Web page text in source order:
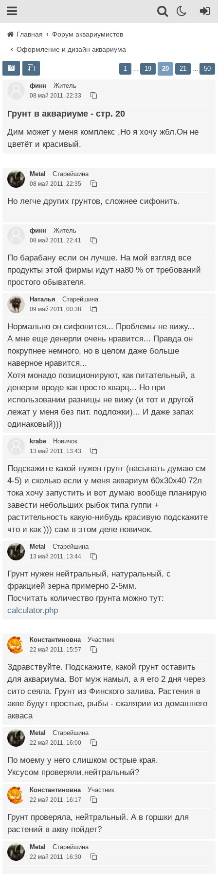
Главная
Форум аквариумистов
Оформление и дизайн аквариума
1 19 20 21 50
финн Житель
08 май 2011, 22:33
Грунт в аквариуме - стр. 20
Дим может у меня комплекс ,Но я хочу жбл.Он не
цветёт и красивый.
Metal Старейшина
08 май 2011, 22:35
Но легче других грунтов, сложнее сифонить.
финн Житель
08 май 2011, 22:41
По барабану если он лучше. На мой взгляд все
продукты этой фирмы идут на80 % от требований
простого обывателя.
Наталья Старейшина
09 май 2011, 00:38
Нормально он сифонится... Проблемы не вижу...
А мне еще денерли очень нравится... Правда он
покрупнее немного, но в целом даже больше
наверное нравится...
Хотя монадо позиционируют, как питательный, а
денерли вроде как просто кварц... Но при
использовании разницы не вижу (и тот и другой
лежат у меня без пит. подложки)... И даже запах
одинаковый)))
krabe Новичок
13 май 2011, 13:43
Подскажите какой нужен грунт (насыпать думаю см
4-5) и сколько если у меня аквариум 60х30х40 72л
тока хочу запустить и вот думаю вообще планирую
завести небольших рыбок типа гуппи +
растительность какую-нибудь красивую подскажите
что и как ))) сам в этом деле новичок.
Metal Старейшина
13 май 2011, 13:44
Грунт нужен нейтральный, натуральный, с
фракцией зерна примерно 2-5мм.
Посчитать количество грунта можно тут:
calculator.php
Константиновна Участник
22 май 2011, 15:57
Здравствуйте. Подскажите, какой грунт оставить
для аквариума. Вот муж намыл, а я его 2 дня через
сито сеяла. Грунт из Финского залива. Растения в
акве будут простые, рыбы - скалярии из домашнего
акваса
Metal Старейшина
22 май 2011, 16:00
По моему у него слишком острые края.
Уксусом проверяли,нейтральный?
Константиновна Участник
22 май 2011, 16:17
Грунт проверяла, нейтральный. А в горшки для
растений в акву пойдет?
Metal Старейшина
22 май 2011, 16:30